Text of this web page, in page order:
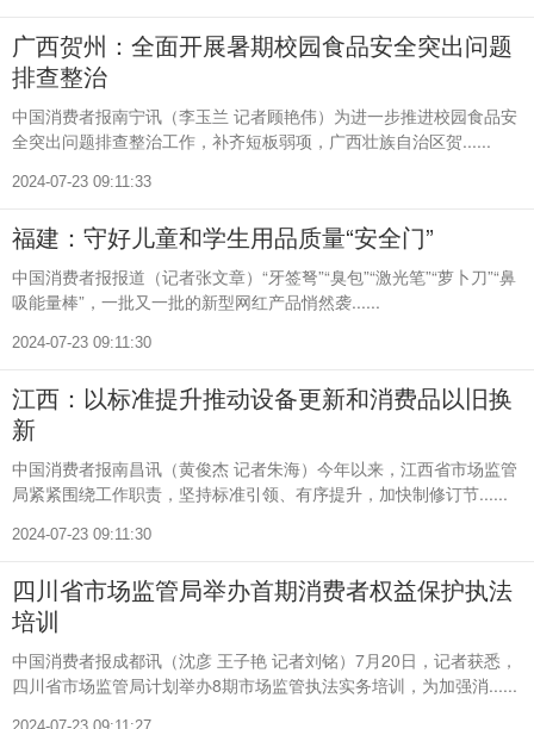
广西贺州：全面开展暑期校园食品安全突出问题
排查整治
中国消费者报南宁讯（李玉兰 记者顾艳伟）为进一步推进校园食品安
全突出问题排查整治工作，补齐短板弱项，广西壮族自治区贺......
2024-07-23 09:11:33
福建：守好儿童和学生用品质量“安全门”
中国消费者报报道（记者张文章）“牙签弩”“臭包”“激光笔”“萝卜刀”“鼻
吸能量棒”，一批又一批的新型网红产品悄然袭......
2024-07-23 09:11:30
江西：以标准提升推动设备更新和消费品以旧换
新
中国消费者报南昌讯（黄俊杰 记者朱海）今年以来，江西省市场监管
局紧紧围绕工作职责，坚持标准引领、有序提升，加快制修订节......
2024-07-23 09:11:30
四川省市场监管局举办首期消费者权益保护执法
培训
中国消费者报成都讯（沈彦 王子艳 记者刘铭）7月20日，记者获悉，
四川省市场监管局计划举办8期市场监管执法实务培训，为加强消......